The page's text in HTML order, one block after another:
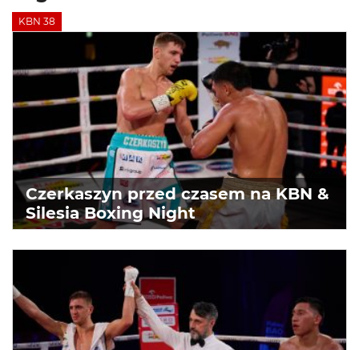
KBN 38
Czerkaszyn przed czasem na KBN &
Silesia Boxing Night